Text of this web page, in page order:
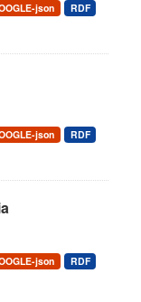
json
RDF
json
RDF
json
RDF